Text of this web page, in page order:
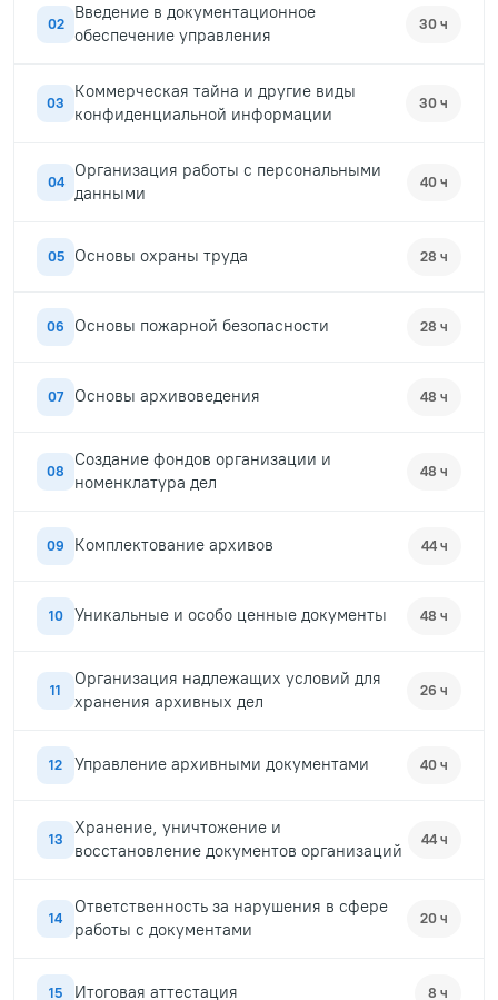
02
Введение в документационное
обеспечение управления
30 ч
03
Коммерческая тайна и другие виды
конфиденциальной информации
30 ч
04
Организация работы с персональными
данными
40 ч
05 Основы охраны труда 28 ч
06 Основы пожарной безопасности 28 ч
07 Основы архивоведения 48 ч
08
Создание фондов организации и
номенклатура дел
48 ч
09 Комплектование архивов 44 ч
10 Уникальные и особо ценные документы 48 ч
11
Организация надлежащих условий для
хранения архивных дел
26 ч
12 Управление архивными документами 40 ч
13
Хранение, уничтожение и
восстановление документов организаций
44 ч
14
Ответственность за нарушения в сфере
работы с документами
20 ч
15 Итоговая аттестация 8 ч